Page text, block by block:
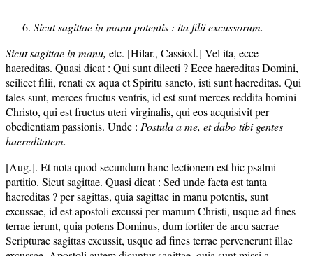
Sicut sagittae in manu potentis : ita filii excussorum.
Sicut sagittae in manu, etc. [Hilar., Cassiod.] Vel ita, ecce
haereditas. Quasi dicat : Qui sunt dilecti ? Ecce haereditas Domini,
scilicet filii, renati ex aqua et Spiritu sancto, isti sunt haereditas. Qui
tales sunt, merces fructus ventris, id est sunt merces reddita homini
Christo, qui est fructus uteri virginalis, qui eos acquisivit per
obedientiam passionis. Unde : Postula a me, et dabo tibi gentes
haereditatem.
[Aug.]. Et nota quod secundum hanc lectionem est hic psalmi
partitio. Sicut sagittae. Quasi dicat : Sed unde facta est tanta
haereditas ? per sagittas, quia sagittae in manu potentis, sunt
excussae, id est apostoli excussi per manum Christi, usque ad fines
terrae ierunt, quia potens Dominus, dum fortiter de arcu sacrae
Scripturae sagittas excussit, usque ad fines terrae pervenerunt illae